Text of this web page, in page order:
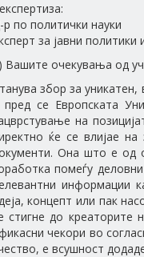
по политички науки
за јавни политики
Вашите очекувања од
збор за
пред се Европската
на
ќе се влијае
Она што е од
помеѓу
информации
концепт или пак
стигне до креаторите
чекори во
е всушност